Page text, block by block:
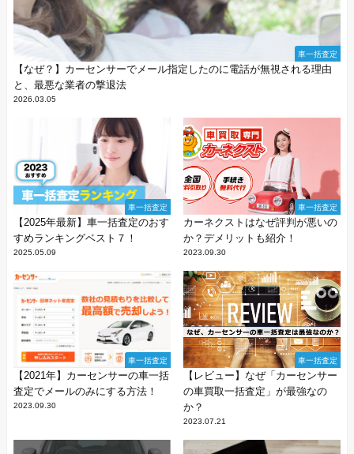
車一括査定
【なぜ？】カーセンサーでメール指定したのに電話が無視される理由
と、最悪な業者の撃退法
2026.03.05
車一括査定
【2025年最新】車一括査定のおす
すめランキングベスト７！
2025.05.09
車一括査定
カーネクストはなぜ評判が悪いの
か？デメリットも紹介！
2023.09.30
車一括査定
【2021年】カーセンサーの車一括
査定でメールのみにする方法！
2023.09.30
車一括査定
【レビュー】なぜ「カーセンサー
の車買取一括査定」が最強なの
か？
2023.07.21